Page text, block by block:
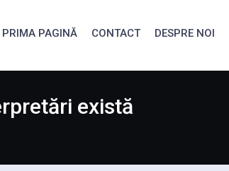
PRIMA PAGINĂ CONTACT DESPRE NOI
există